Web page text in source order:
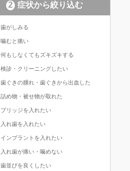
2 症状から絞り込む
歯がしみる
噛むと痛い
何もしなくてもズキズキする
検診・クリーニングしたい
歯ぐきの腫れ・歯ぐきから出血した
詰め物・被せ物が取れた
ブリッジを入れたい
入れ歯を入れたい
インプラントを入れたい
入れ歯が痛い・噛めない
歯並びを良くしたい